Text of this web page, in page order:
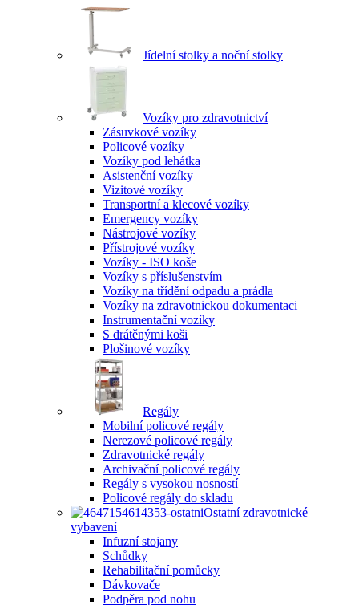
Jídelní stolky a noční stolky
Vozíky pro zdravotnictví
Zásuvkové vozíky
Policové vozíky
Vozíky pod lehátka
Asistenční vozíky
Vizitové vozíky
Transportní a klecové vozíky
Emergency vozíky
Nástrojové vozíky
Přístrojové vozíky
Vozíky - ISO koše
Vozíky s příslušenstvím
Vozíky na třídění odpadu a prádla
Vozíky na zdravotnickou dokumentaci
Instrumentační vozíky
S drátěnými koši
Plošinové vozíky
Regály
Mobilní policové regály
Nerezové policové regály
Zdravotnické regály
Archivační policové regály
Regály s vysokou nosností
Policové regály do skladu
Ostatní zdravotnické
vybavení
Infuzní stojany
Schůdky
Rehabilitační pomůcky
Dávkovače
Podpěra pod nohu